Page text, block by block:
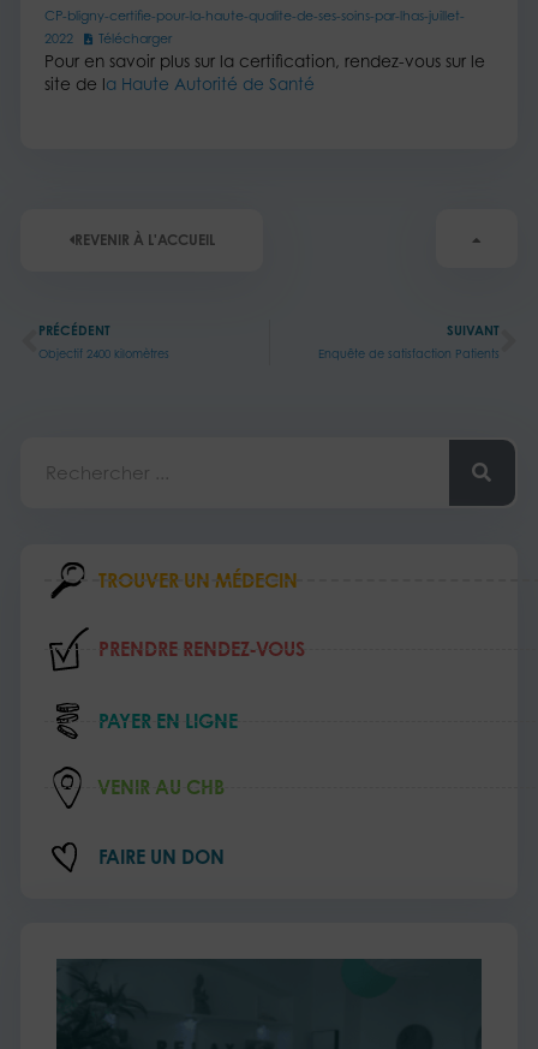
CP-bligny-certifie-pour-la-haute-qualite-de-ses-soins-par-lhas-juillet-
2022
Télécharger
Pour en savoir plus sur la certification, rendez-vous sur le
site de la Haute Autorité de Santé
REVENIR À L'ACCUEIL
PRÉCÉDENT
Objectif 2400 kilomètres
SUIVANT
Enquête de satisfaction Patients
TROUVER UN MÉDECIN
PRENDRE RENDEZ‑VOUS
PAYER EN LIGNE
VENIR AU CHB
FAIRE UN DON